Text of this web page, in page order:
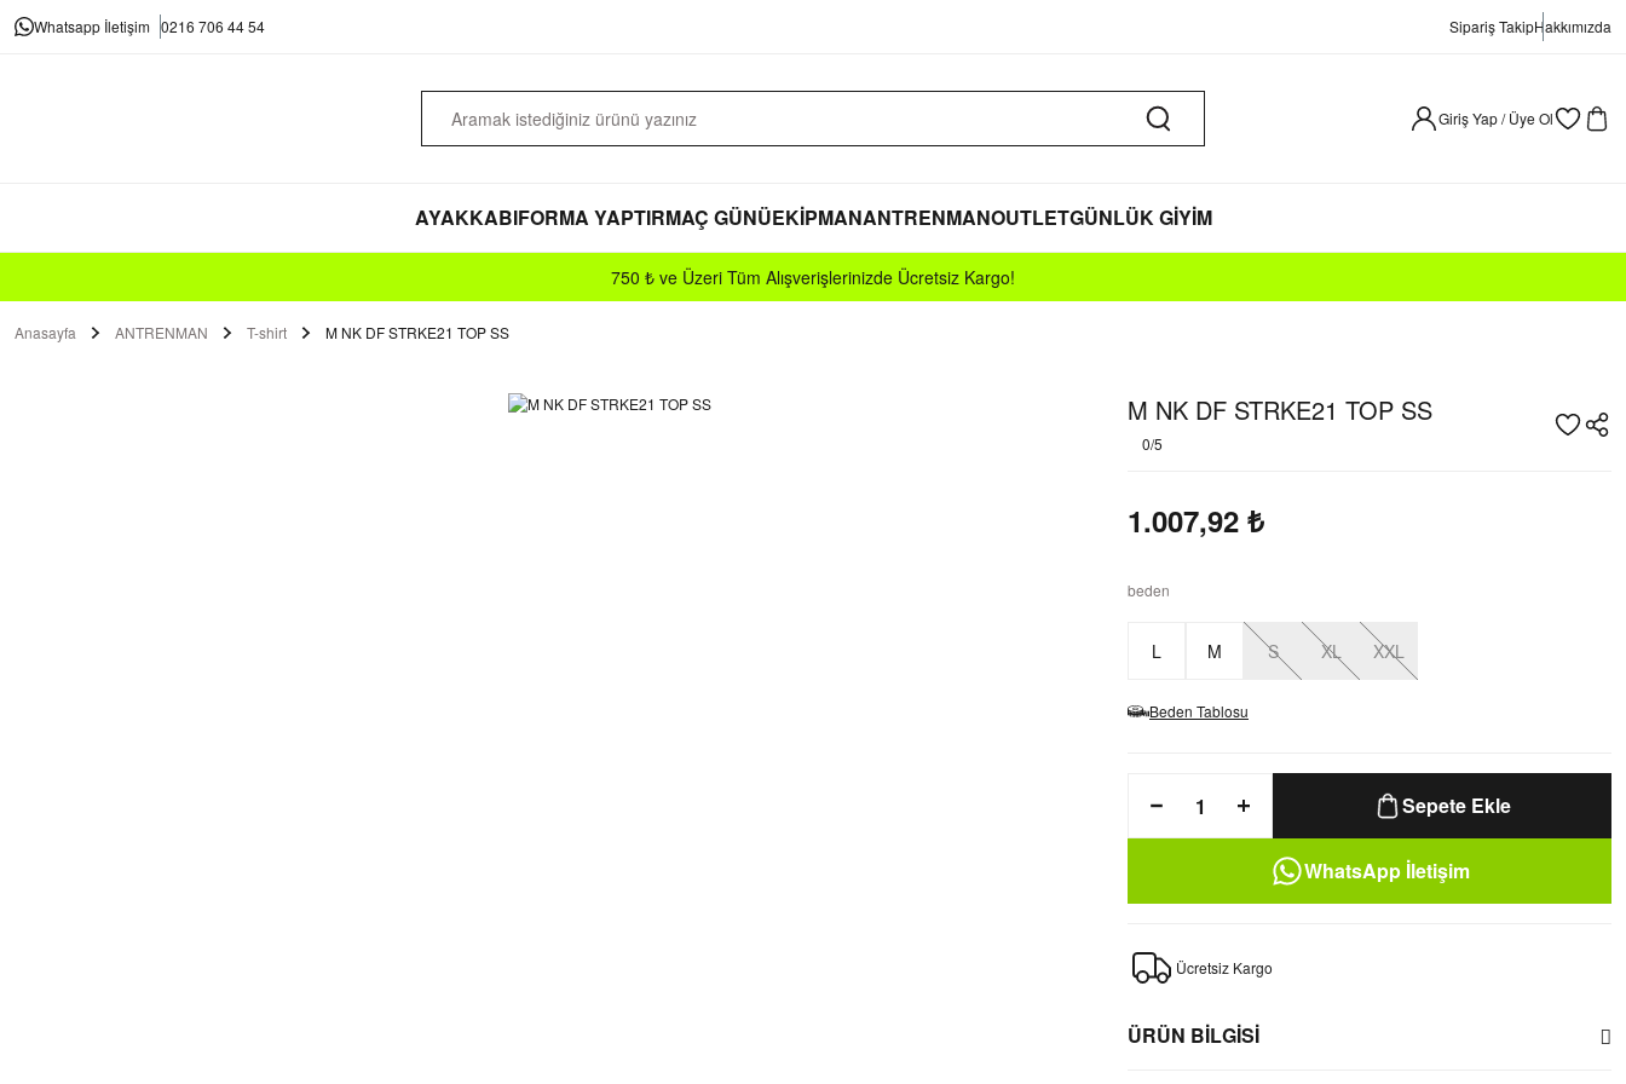
Whatsapp İletişim 0216 706 44 54 Sipariş TakipHakkımızda
Giriş Yap / Üye Ol
AYAKKABIFORMA YAPTIRMAÇ GÜNÜEKİPMANANTRENMANOUTLETGÜNLÜK GİYİM
750 ₺ ve Üzeri Tüm Alışverişlerinizde Ücretsiz Kargo!
Anasayfa ANTRENMAN T-shirt M NK DF STRKE21 TOP SS
M NK DF STRKE21 TOP SS
0/5
1.007,92 ₺
beden
L M S XL XXL
Beden Tablosu
Sepete Ekle
WhatsApp İletişim
Ücretsiz Kargo
ÜRÜN BİLGİSİ